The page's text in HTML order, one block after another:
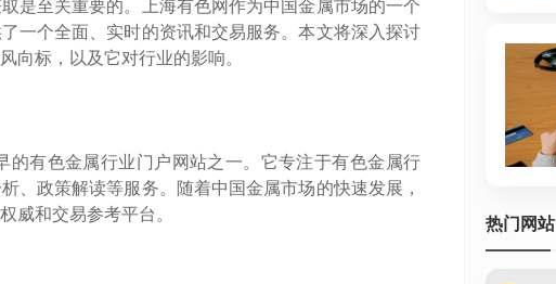
一个全面、实时的资讯和交易服务。本文将深入探讨
向标，以及它对行业的影响。
有色金属行业门户网站之一。它专注于有色金属行
、政策解读等服务。随着中国金属市场的快速发展，
威和交易参考平台。
热门网站